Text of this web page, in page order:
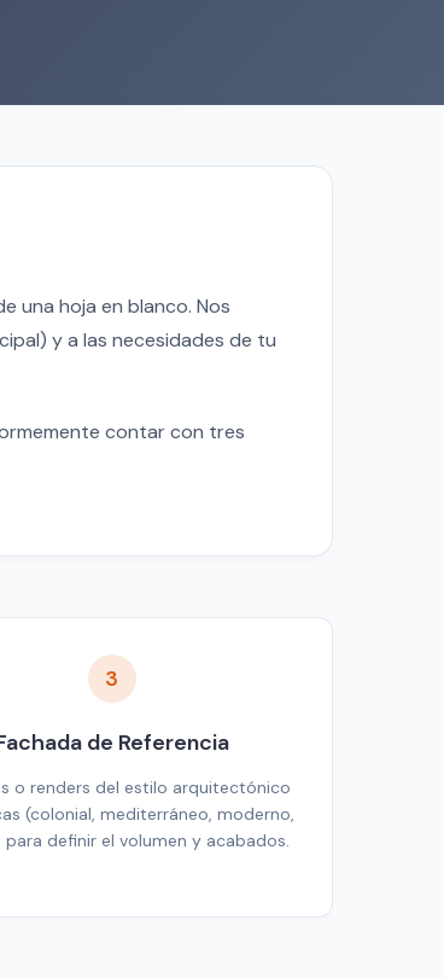
una hoja en blanco. Nos
y a las necesidades de tu
contar con tres
3
de Referencia
o renders del estilo arquitectónico
(colonial, mediterráneo, moderno,
definir el volumen y acabados.